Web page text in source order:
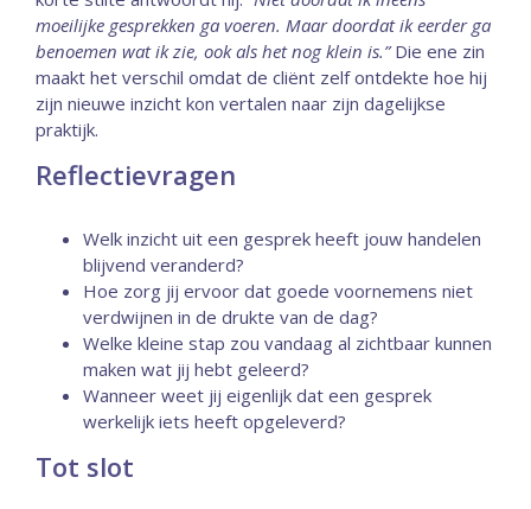
moeilijke gesprekken ga voeren. Maar doordat ik eerder ga
benoemen wat ik zie, ook als het nog klein is.”Die ene zin
maakt het verschil omdat de cliënt zelf ontdekte hoe hij
zijn nieuwe inzicht kon vertalen naar zijn dagelijkse
praktijk.
Reflectievragen
Welk inzicht uit een gesprek heeft jouw handelen
blijvend veranderd?
Hoe zorg jij ervoor dat goede voornemens niet
verdwijnen in de drukte van de dag?
Welke kleine stap zou vandaag al zichtbaar kunnen
maken wat jij hebt geleerd?
Wanneer weet jij eigenlijk dat een gesprek
werkelijk iets heeft opgeleverd?
Tot slot